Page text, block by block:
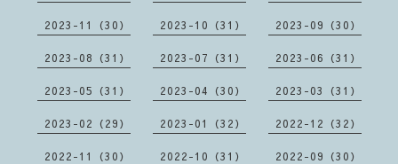
2023-11（30） 2023-10（31） 2023-09（30）
2023-08（31） 2023-07（31） 2023-06（31）
2023-05（31） 2023-04（30） 2023-03（31）
2023-02（29） 2023-01（32） 2022-12（32）
2022-11（30） 2022-10（31） 2022-09（30）